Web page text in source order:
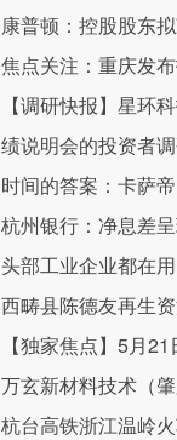
康普顿：控股股东
焦点关注：重庆发
【调研快报】星环
绩说明会的投资者
时间的答案：卡萨
杭州银行：净息差
头部工业企业都在
西畴县陈德友再生
【独家焦点】5月
万玄新材料技术（
杭台高铁浙江温岭